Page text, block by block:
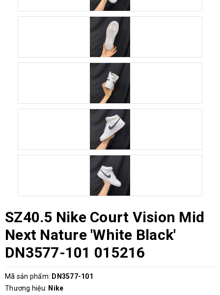
SZ40.5 Nike Court Vision Mid
Next Nature 'White Black'
DN3577-101 015216
Mã sản phẩm: DN3577-101
Thương hiệu: Nike